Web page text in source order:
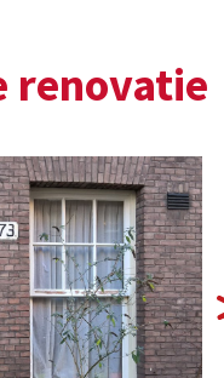
renovatie